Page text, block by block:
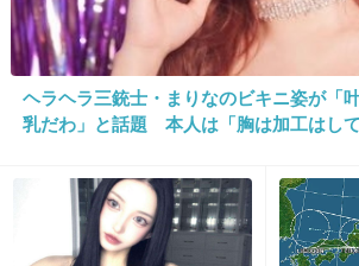
34. 匿名 2019/04/09(火) 21:00:58
確かにー
あんまり考えたことなかった
35. 匿名2019/04/09(火) 21:01:14
ヘラヘラ三銃士・まりなのビキニ姿が「
乳だわ」と話題 本人は「胸は加工はし